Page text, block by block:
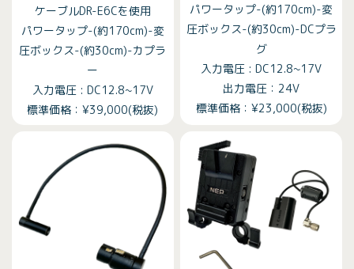
ケーブルDR-E6Cを使用
パワータップ-(約170cm)-変
圧ボックス-(約30cm)-カプラ
ー
入力電圧 : DC12.8~17V
標準価格：¥39,000(税抜)
パワータップ-(約170cm)-変
圧ボックス-(約30cm)-DCプラ
グ
入力電圧 : DC12.8~17V
出力電圧：24V
標準価格：¥23,000(税抜)